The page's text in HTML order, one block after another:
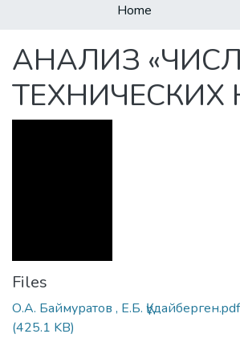
Home
АНАЛИЗ
ТЕХНИЧЕСКИХ
Files
О.А. Баймуратов , Е.Б. Құдайберген.pdf
(425.1 KB)